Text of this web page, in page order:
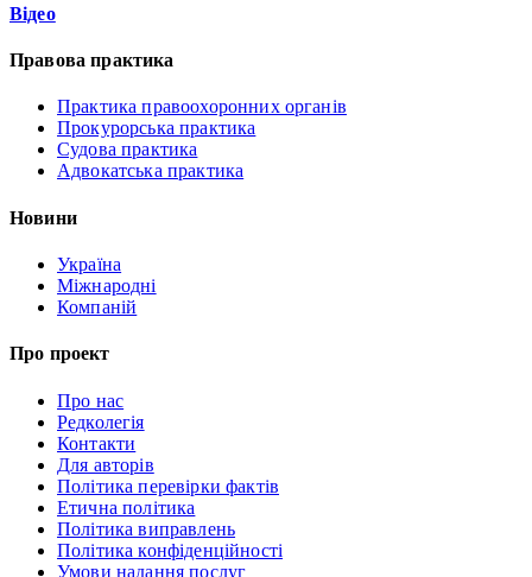
Відео
Правова практика
Практика правоохоронних органів
Прокурорська практика
Судова практика
Адвокатська практика
Новини
Україна
Міжнародні
Компаній
Про проект
Про нас
Редколегія
Контакти
Для авторів
Політика перевірки фактів
Етична політика
Політика виправлень
Політика конфіденційності
Умови надання послуг